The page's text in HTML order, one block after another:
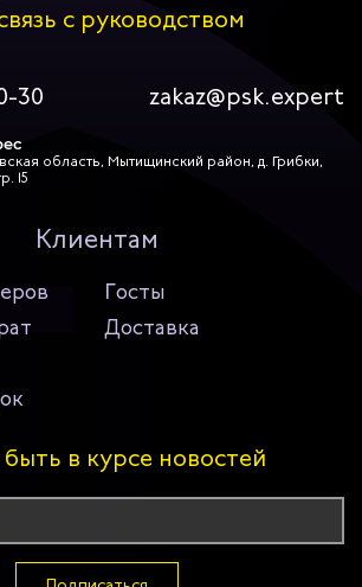
с руководством
30 zakaz@psk.expert
область, Мытищинский район, д. Грибки,
15
Клиентам
Госты
Доставка
в курсе новостей